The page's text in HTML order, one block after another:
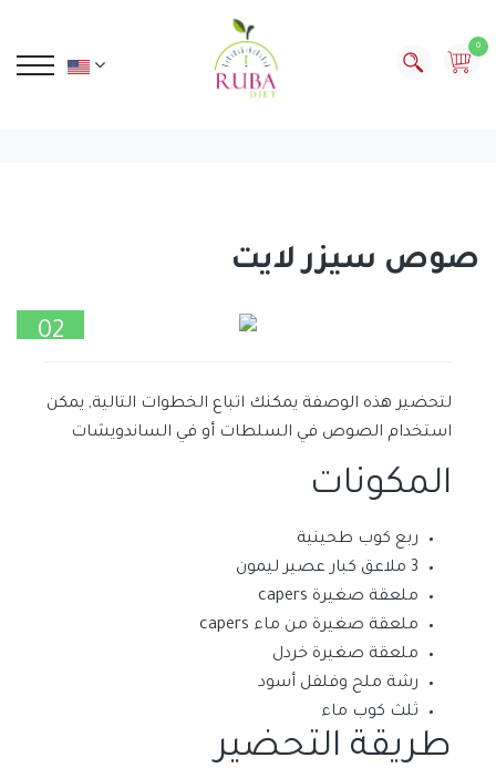
0
صوص سيزر لايت
02
لتحضير هذه الوصفة يمكنك اتباع الخطوات التالية, يمكن
استخدام الصوص في السلطات أو في الساندويشات
المكونات
ربع كوب طحينية
3 ملاعق كبار عصير ليمون
ملعقة صغيرة capers
ملعقة صغيرة من ماء capers
ملعقة صغيرة خردل
رشة ملح وفلفل أسود
ثلث كوب ماء
طريقة التحضير